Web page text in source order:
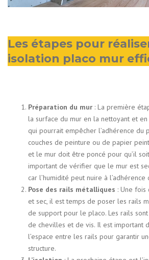
Les étapes pour
isolation placo mur
Préparation du mur : La première
la surface du mur en la nettoyant et
qui pourrait empêcher l’adhérence du
couches de peinture ou de papier
et le mur doit être poncé pour qu’il
important de vérifier que le mur est
car l’humidité peut nuire à l’adhérence
Pose des rails métalliques : Une
et sec, il est temps de poser les rails
de support pour le placo. Les rails
de chevilles et de vis. Il est important
l’espace entre les rails pour garantir
structure.